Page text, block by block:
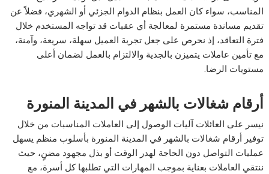
المناسب، سواء كان العمل بنظام الدوام الجزئي أو الشهري، فضلاً عن
تقديم مساندة مستمرة لمعالجة أي عقبات قد تواجه المستخدم خلال
فترة التعاقد، إذ نحرص على جعل تجربة العميل سهلة، سريعة، وآمنة،
مع تأمين عاملات يتميزن بالجدية والالتزام بالعمل لضمان أعلى
مستويات الرضا.
أرقام شغالات بالشهر في المدينة المنورة
نيسر على العائلات آليات الوصول إلى العاملات المناسبات من خلال
توفير أرقام شغالات بالشهر في المدينة المنورة بأسلوب منظم يسهل
عمليات التواصل دون الحاجة لهدر الوقت أو بذل مجهود مضنٍ، حيث
ننتقي العاملات بعناية بموجب المهارات التي تطلبها كل أسرة، مع